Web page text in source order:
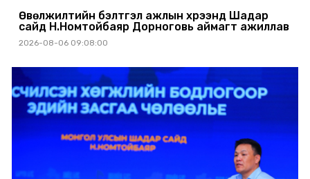
Өвөлжилтийн бэлтгэл ажлын хүрээнд Шадар
сайд Н.Номтойбаяр Дорноговь аймагт ажиллав
2026-08-06 09:08:00